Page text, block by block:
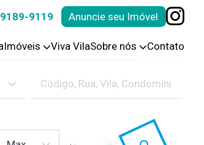
9119 Anuncie seu Imóvel
Imóveis Viva VilaSobre nós Contato